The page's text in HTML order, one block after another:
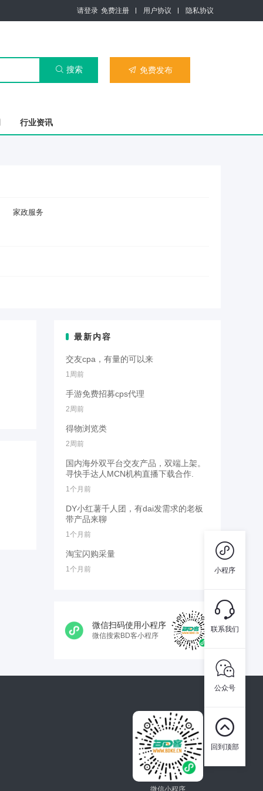
请登录 免费注册 用户协议 隐私协议
 搜索  免费发布
行业资讯
家政服务
最新内容
交友cpa，有量的可以来
1周前
手游免费招募cps代理
2周前
得物浏览类
2周前
国内海外双平台交友产品，双端上架。
寻快手达人MCN机构直播下载合作.
1个月前
DY小红薯千人团，有dai发需求的老板
带产品来聊
1个月前
淘宝闪购采量
1个月前
微信扫码使用小程序
微信搜索BD客小程序
微信小程序

小程序

联系我们

公众号

回到顶部